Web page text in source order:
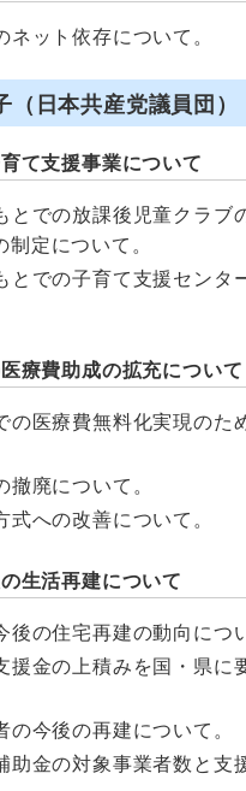
ネット依存について。
日本共産党議員団）
て支援事業について
とでの放課後児童クラブ
定について。
とでの子育て支援センタ
療費助成の拡充について
の医療費無料化実現のた
撤廃について。
式への改善について。
生活再建について
後の住宅再建の動向につ
援金の上積みを国・県に
の今後の再建について。
助金の対象事業者数と支